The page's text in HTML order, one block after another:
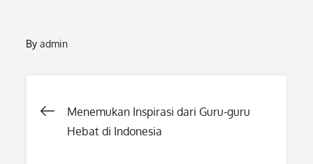
Byadmin
Post
Menemukan Inspirasi dari Guru-guru
Hebat di Indonesia